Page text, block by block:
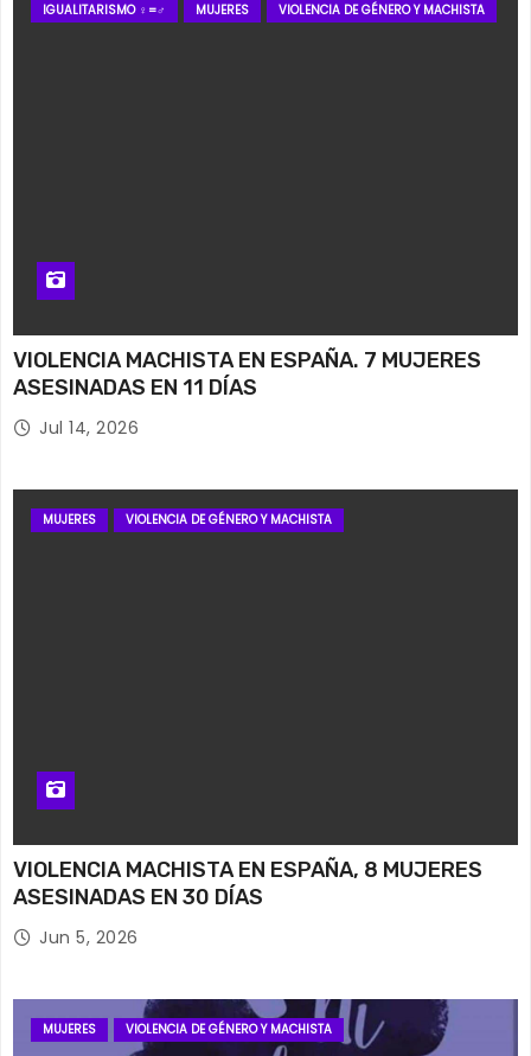
IGUALITARISMO ♀=♂ MUJERES VIOLENCIA DE GÉNERO Y MACHISTA
VIOLENCIA MACHISTA EN ESPAÑA. 7 MUJERES
ASESINADAS EN 11 DÍAS
Jul 14, 2026
MUJERES VIOLENCIA DE GÉNERO Y MACHISTA
VIOLENCIA MACHISTA EN ESPAÑA, 8 MUJERES
ASESINADAS EN 30 DÍAS
Jun 5, 2026
MUJERES VIOLENCIA DE GÉNERO Y MACHISTA